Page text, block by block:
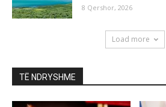
8 Qershor, 2026
Load more
TË NDRYSHME